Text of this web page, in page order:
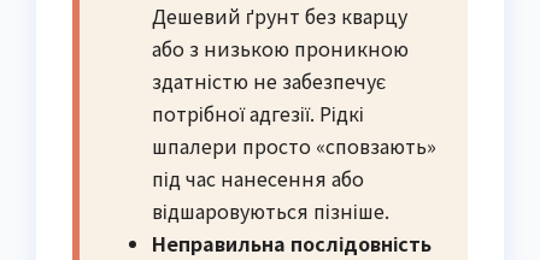
Дешевий ґрунт без кварцу
або з низькою проникною
здатністю не забезпечує
потрібної адгезії. Рідкі
шпалери просто «сповзають»
під час нанесення або
відшаровуються пізніше.
Неправильна послідовність